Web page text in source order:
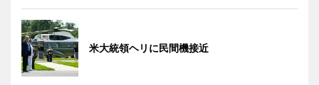
米大統領ヘリに民間機接近